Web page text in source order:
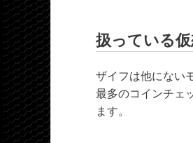
扱っている
ザイフは他にない
最多のコインチェ
ます。